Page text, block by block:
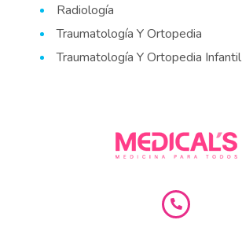
Radiología
Traumatología Y Ortopedia
Traumatología Y Ortopedia Infantil